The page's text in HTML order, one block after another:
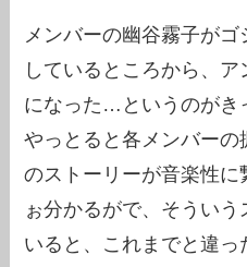
メンバーの幽谷霧子がゴ
しているところから、
になった…というのがき
やっとると各メンバー
のストーリーが音楽性に
ぉ分かるがで、そうい
いると、これまでと違